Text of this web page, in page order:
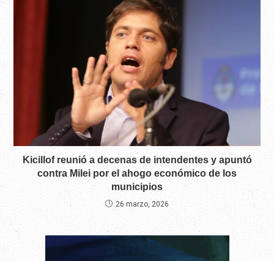
Kicillof reunió a decenas de intendentes y apuntó
contra Milei por el ahogo económico de los
municipios
26 marzo, 2026